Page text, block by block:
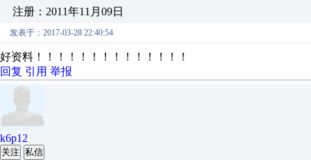
注册：2011年11月09日
发表于：2017-03-28 22:40:54
好资料！！！！！！！！！！！！！！
回复 引用 举报
k6p12
关注 私信